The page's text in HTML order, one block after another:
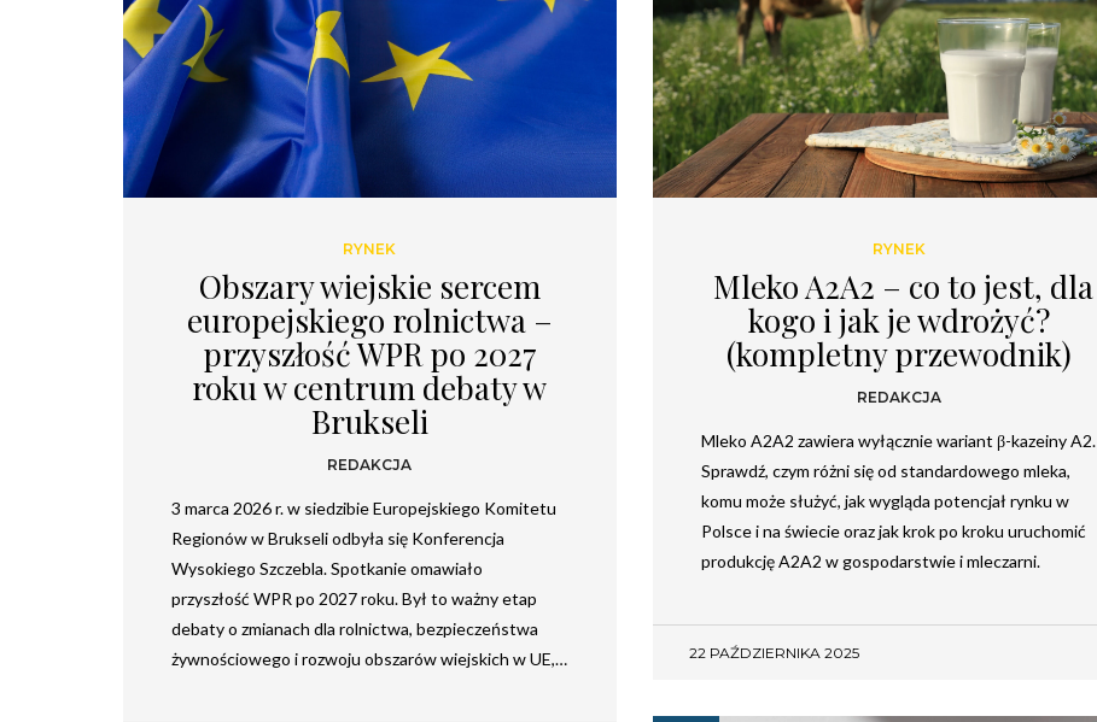
RYNEK
Obszary wiejskie sercem
europejskiego rolnictwa –
przyszłość WPR po 2027
roku w centrum debaty w
Brukseli
REDAKCJA
3 marca 2026 r. w siedzibie Europejskiego Komitetu
Regionów w Brukseli odbyła się Konferencja
Wysokiego Szczebla. Spotkanie omawiało
przyszłość WPR po 2027 roku. Był to ważny etap
debaty o zmianach dla rolnictwa, bezpieczeństwa
żywnościowego i rozwoju obszarów wiejskich w UE,…
RYNEK
Mleko A2A2 – co to jest, dla
kogo i jak je wdrożyć?
(kompletny przewodnik)
REDAKCJA
Mleko A2A2 zawiera wyłącznie wariant β-kazeiny A2.
Sprawdź, czym różni się od standardowego mleka,
komu może służyć, jak wygląda potencjał rynku w
Polsce i na świecie oraz jak krok po kroku uruchomić
produkcję A2A2 w gospodarstwie i mleczarni.
22 PAŹDZIERNIKA 2025
Newsletter
Chcesz być na bieżąco? Zostaw swój e-mail, a raz
w tygodniu prześlemy Ci nasze najlepsze artykuły!